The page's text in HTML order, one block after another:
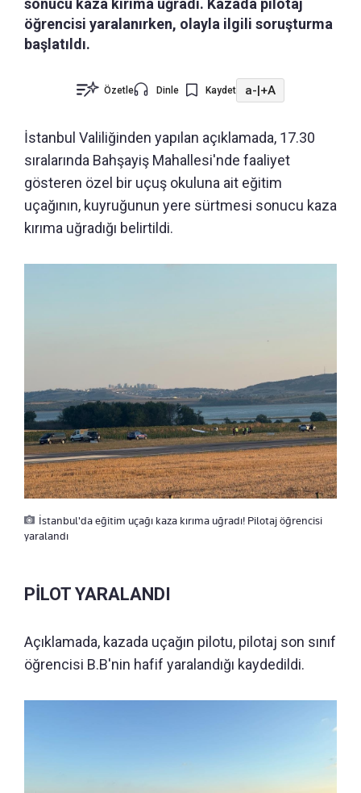
sonucu kaza kırıma uğradı. Kazada pilotaj
öğrencisi yaralanırken, olayla ilgili soruşturma
başlatıldı.
Özetle Dinle Kaydet a-|+A
İstanbul Valiliğinden yapılan açıklamada, 17.30
sıralarında Bahşayiş Mahallesi'nde faaliyet
gösteren özel bir uçuş okuluna ait eğitim
uçağının, kuyruğunun yere sürtmesi sonucu kaza
kırıma uğradığı belirtildi.
İstanbul'da eğitim uçağı kaza kırıma uğradı! Pilotaj öğrencisi
yaralandı
PİLOT YARALANDI
Açıklamada, kazada uçağın pilotu, pilotaj son sınıf
öğrencisi B.B'nin hafif yaralandığı kaydedildi.